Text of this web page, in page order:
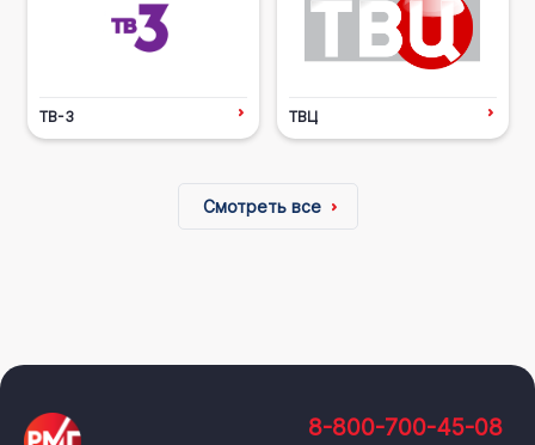
ТВ-3 ТВЦ
Смотреть все
8-800-700-45-08